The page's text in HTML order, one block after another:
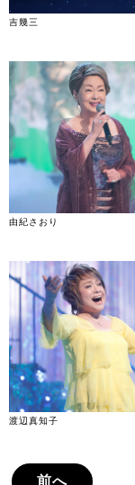
吉幾三
由紀さおり
渡辺真知子
前へ